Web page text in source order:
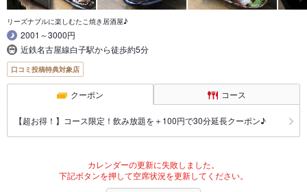
リーズナブルに楽しむたこ焼き居酒屋♪
2001～3000円
近鉄名古屋線白子駅から徒歩約5分
口コミ投稿特典対象店
クーポン コース
【超お得！】コース限定！飲み放題を＋100円で30分延長クーポン♪
カレンダーの更新に失敗しました。
下記ボタンを押して空席状況を更新してください。